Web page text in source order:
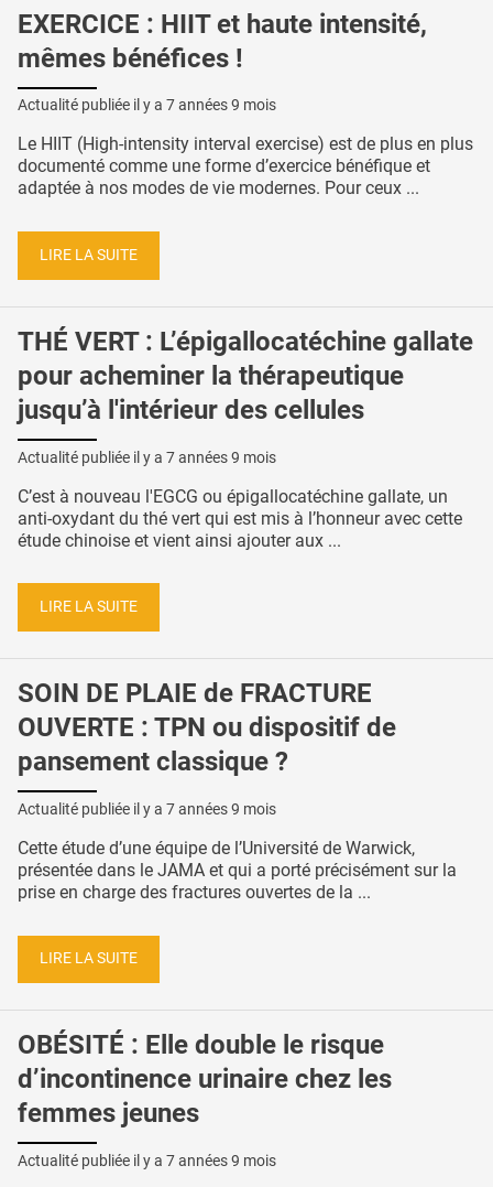
EXERCICE : HIIT et haute intensité,
mêmes bénéfices !
Actualité publiée il y a 7 années 9 mois
Le HIIT (High-intensity interval exercise) est de plus en plus
documenté comme une forme d’exercice bénéfique et
adaptée à nos modes de vie modernes. Pour ceux ...
LIRE LA SUITE
THÉ VERT : L’épigallocatéchine gallate
pour acheminer la thérapeutique
jusqu’à l'intérieur des cellules
Actualité publiée il y a 7 années 9 mois
C’est à nouveau l'EGCG ou épigallocatéchine gallate, un
anti-oxydant du thé vert qui est mis à l’honneur avec cette
étude chinoise et vient ainsi ajouter aux ...
LIRE LA SUITE
SOIN DE PLAIE de FRACTURE
OUVERTE : TPN ou dispositif de
pansement classique ?
Actualité publiée il y a 7 années 9 mois
Cette étude d’une équipe de l’Université de Warwick,
présentée dans le JAMA et qui a porté précisément sur la
prise en charge des fractures ouvertes de la ...
LIRE LA SUITE
OBÉSITÉ : Elle double le risque
d’incontinence urinaire chez les
femmes jeunes
Actualité publiée il y a 7 années 9 mois